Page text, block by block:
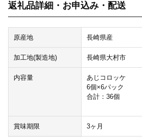
返礼品詳細・お申込み・配送
原産地 長崎県産
加工地(製造地) 長崎県大村市
内容量
あじコロッケ
6個×6パック
合計：36個
賞味期限 3ヶ月